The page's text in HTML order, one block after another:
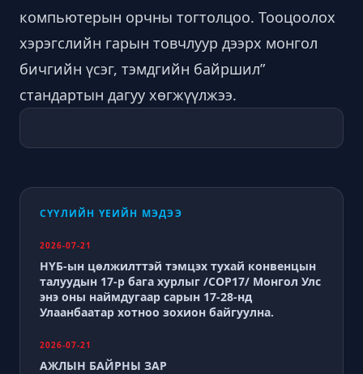
компьютерын орчны тогтолцоо. Тооцоолох
хэрэгслийн гарын товчлуур дээрх монгол
бичгийн үсэг, тэмдгийн байршил”
стандартын дагуу хөгжүүлжээ.
СҮҮЛИЙН ҮЕИЙН МЭДЭЭ
2026-07-21
НҮБ-ын цөлжилттэй тэмцэх тухай конвенцын
талуудын 17-р бага хурлыг /СОР17/ Монгол Улс
энэ оны наймдугаар сарын 17-28-нд
Улаанбаатар хотноо зохион байгуулна.
2026-07-21
АЖЛЫН БАЙРНЫ ЗАР